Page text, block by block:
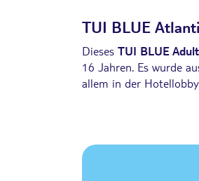
TUI BLUE
Dieses TUI BLUE
16 Jahren. Es wurde
allem in der